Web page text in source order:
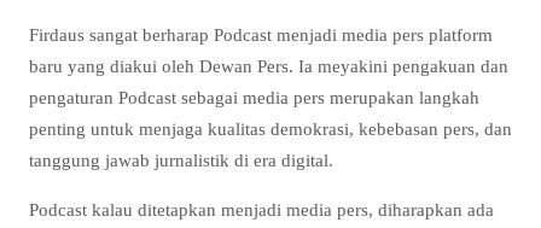
Firdaus sangat berharap Podcast menjadi media pers platform
baru yang diakui oleh Dewan Pers. Ia meyakini pengakuan dan
pengaturan Podcast sebagai media pers merupakan langkah
penting untuk menjaga kualitas demokrasi, kebebasan pers, dan
tanggung jawab jurnalistik di era digital.
Podcast kalau ditetapkan menjadi media pers, diharapkan ada